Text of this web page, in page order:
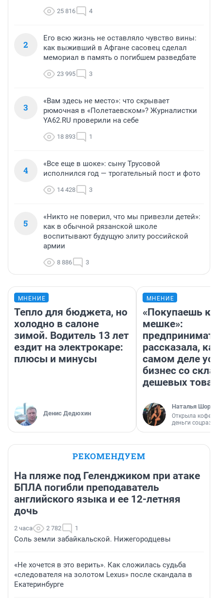
25 816 4
2
Его всю жизнь не оставляло чувство вины:
как выживший в Афгане сасовец сделал
мемориал в память о погибшем разведбате
23 995 3
3
«Вам здесь не место»: что скрывает
рюмочная в «Полетаевском»? Журналистки
YA62.RU проверили на себе
18 893 1
4
«Все еще в шоке»: сыну Трусовой
исполнился год — трогательный пост и фото
14 428 3
5
«Никто не поверил, что мы привезли детей»:
как в обычной рязанской школе
воспитывают будущую элиту российской
армии
8 886 3
МНЕНИЕ
Тепло для бюджета, но
холодно в салоне
зимой. Водитель 13 лет
ездит на электрокаре:
плюсы и минусы
Денис Дедюхин
МНЕНИЕ
«Покупаешь
мешке»:
рассказала,
самом деле
бизнес со
дешевых
Наталья
Открыла
деньги
РЕКОМЕНДУЕМ
На пляже под Геленджиком при атаке
БПЛА погибли преподаватель
английского языка и ее 12-летняя
дочь
2 часа 2 782 1
Соль земли забайкальской. Нижегородцевы
«Не хочется в это верить». Как сложилась судьба
«следователя на золотом Lexus» после скандала в
Екатеринбурге